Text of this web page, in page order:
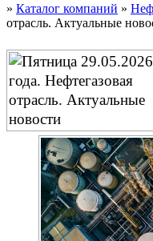
» Каталог компаний »
отрасль. Актуальные